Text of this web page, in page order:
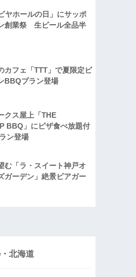
ヤホールの日」にサッポ
創業祭 生ビール全品半
カフェ「TTT」で夏限定ビ
BBQプラン登場
クス屋上「THE
BBQ」にピザ食べ放題付
ン登場
む「ラ・スイート神戸オ
ガーデン」絶景ビアガー
北海道